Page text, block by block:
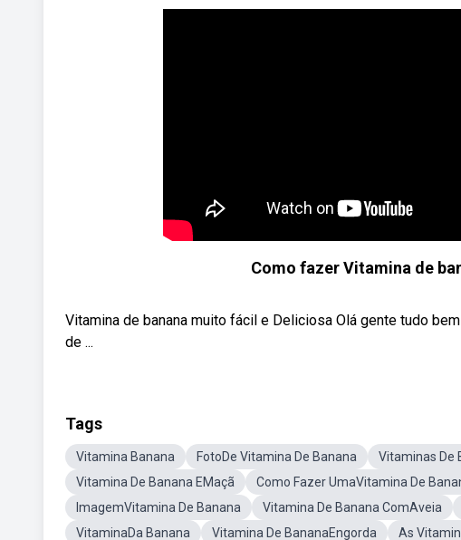
Como fazer Vitamina de
Vitamina de banana muito fácil e Deliciosa Olá gente tudo
de ...
Tags
Vitamina Banana FotoDe Vitamina De Banana Vitaminas De
Vitamina De Banana EMaçã
Como Fazer UmaVitamina De
ImagemVitamina De Banana
Vitamina De Banana ComAveia
VitaminaDa Banana
Vitamina De BananaEngorda As